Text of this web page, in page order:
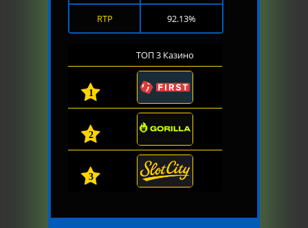
RTP 92.13%
ТОП 3 Казино
1
2
3